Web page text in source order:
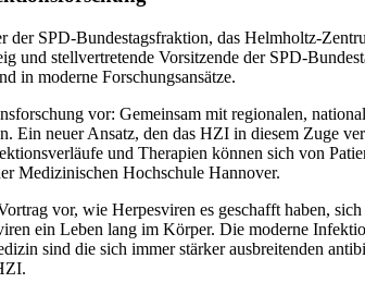
der SPD-Bundestagsfraktion, das Helmholtz-
stellvertretende Vorsitzende der SPD-
in moderne Forschungsansätze.
vor: Gemeinsam mit regionalen,
Ein neuer Ansatz, den das HZI in diesem Zuge
und Therapien können sich von
Medizinischen Hochschule Hannover.
vor, wie Herpesviren es geschafft haben,
ein Leben lang im Körper. Die moderne
sind die sich immer stärker ausbreitenden